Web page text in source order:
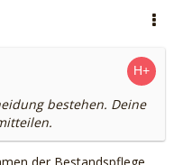
bestehen. Deine